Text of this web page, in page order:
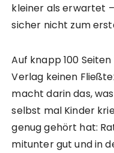
kleiner als erwartet
sicher nicht zum
Auf knapp 100
Verlag keinen
macht darin das,
selbst mal Kinder
genug gehört hat:
mitunter gut und in